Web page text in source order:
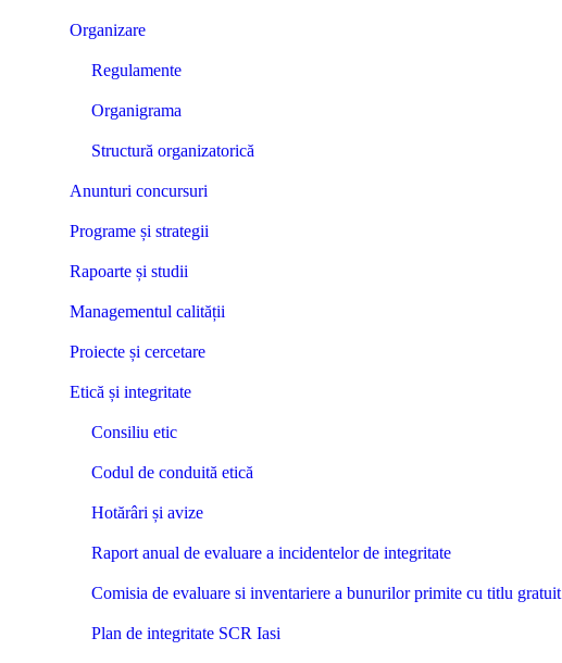
Organizare
Regulamente
Organigrama
Structură organizatorică
Anunturi concursuri
Programe și strategii
Rapoarte și studii
Managementul calității
Proiecte și cercetare
Etică și integritate
Consiliu etic
Codul de conduită etică
Hotărâri și avize
Raport anual de evaluare a incidentelor de integritate
Comisia de evaluare si inventariere a bunurilor primite cu titlu gratuit
Plan de integritate SCR Iasi